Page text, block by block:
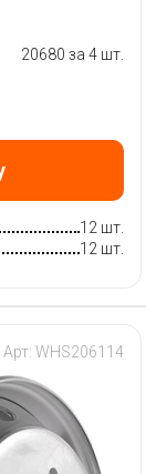
20680 за 4 шт.
12 шт.
12 шт.
Арт: WHS206114